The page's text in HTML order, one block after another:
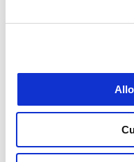
las máquinas de
la fabricación y,
permitió la
digital ha
bases para que
continúen